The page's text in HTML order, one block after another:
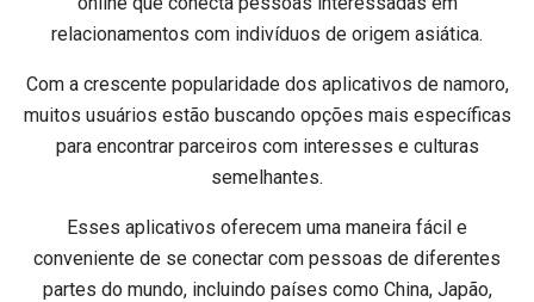
relacionamentos com indivíduos de origem asiática.
Com a crescente popularidade dos aplicativos de namoro,
muitos usuários estão buscando opções mais específicas
para encontrar parceiros com interesses e culturas
semelhantes.
Esses aplicativos oferecem uma maneira fácil e
conveniente de se conectar com pessoas de diferentes
partes do mundo, incluindo países como China, Japão,